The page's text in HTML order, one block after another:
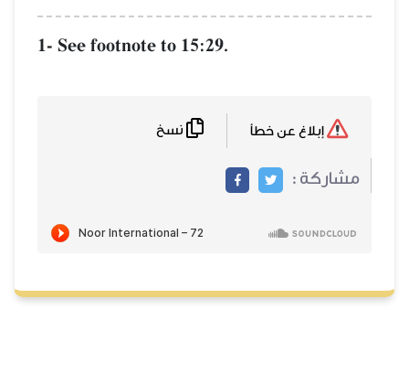
1- See footnote to 15:29.
مشاركة :